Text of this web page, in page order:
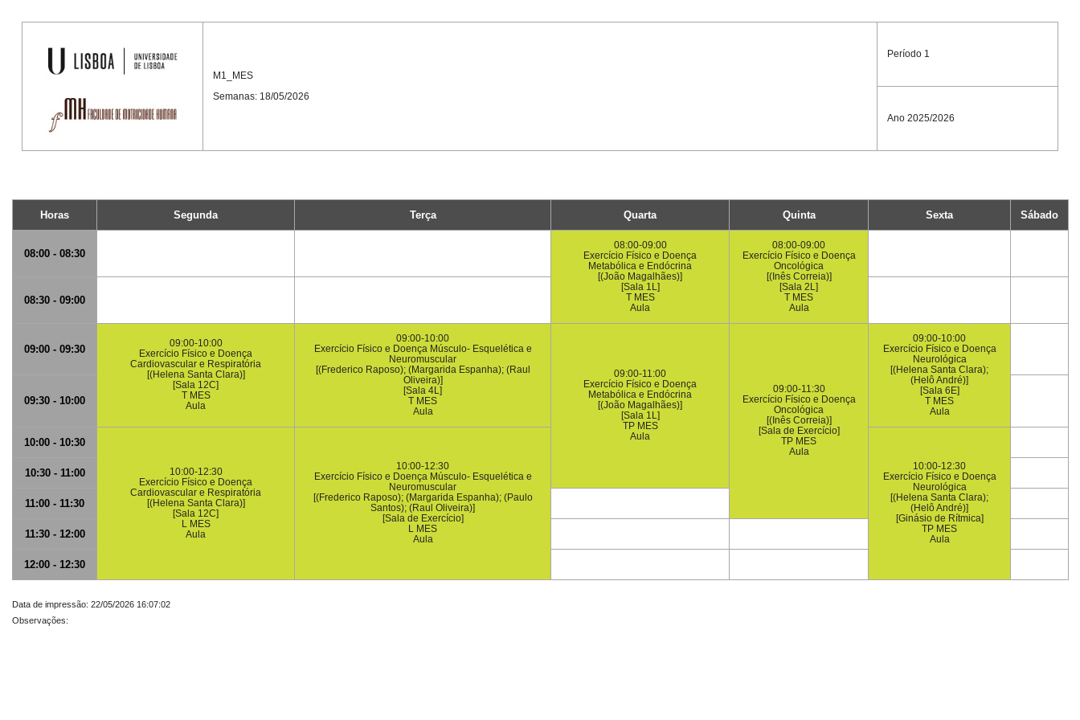
M1_MES
Semanas: 18/05/2026
Período 1
Ano 2025/2026
Horas Segunda Terça Quarta Quinta Sexta Sábado
08:00 - 08:30
08:00-09:00
Exercício Físico e Doença
Metabólica e Endócrina
[(João Magalhães)]
[Sala 1L]
T MES
Aula
08:00-09:00
Exercício Físico e Doença
Oncológica
[(Inês Correia)]
[Sala 2L]
T MES
Aula
08:30 - 09:00
09:00 - 09:30
09:00-10:00
Exercício Físico e Doença
Cardiovascular e Respiratória
[(Helena Santa Clara)]
[Sala 12C]
T MES
Aula
09:00-10:00
Exercício Físico e Doença Músculo- Esquelética e
Neuromuscular
[(Frederico Raposo); (Margarida Espanha); (Raul
Oliveira)]
[Sala 4L]
T MES
Aula
09:00-11:00
Exercício Físico e Doença
Metabólica e Endócrina
[(João Magalhães)]
[Sala 1L]
TP MES
Aula
09:00-11:30
Exercício Físico e Doença
Oncológica
[(Inês Correia)]
[Sala de Exercício]
TP MES
Aula
09:00-10:00
Exercício Físico e Doença
Neurológica
[(Helena Santa Clara);
(Helô André)]
[Sala 6E]
T MES
Aula
09:30 - 10:00
10:00 - 10:30
10:00-12:30
Exercício Físico e Doença
Cardiovascular e Respiratória
[(Helena Santa Clara)]
[Sala 12C]
L MES
Aula
10:00-12:30
Exercício Físico e Doença Músculo- Esquelética e
Neuromuscular
[(Frederico Raposo); (Margarida Espanha); (Paulo
Santos); (Raul Oliveira)]
[Sala de Exercício]
L MES
Aula
10:00-12:30
Exercício Físico e Doença
Neurológica
[(Helena Santa Clara);
(Helô André)]
[Ginásio de Rítmica]
TP MES
Aula
10:30 - 11:00
11:00 - 11:30
11:30 - 12:00
12:00 - 12:30
Data de impressão: 22/05/2026 16:07:02
Observações: